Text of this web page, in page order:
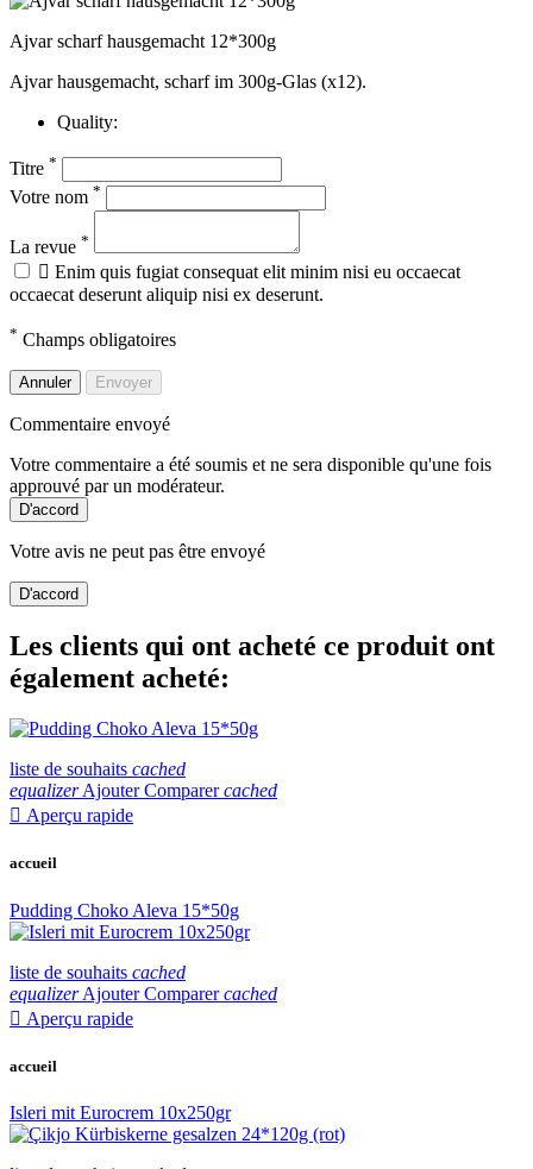
Ajvar scharf hausgemacht 12*300g
Ajvar hausgemacht, scharf im 300g-Glas (x12).
Quality:
Titre *
Votre nom *
La revue *
 Enim quis fugiat consequat elit minim nisi eu occaecat
occaecat deserunt aliquip nisi ex deserunt.
* Champs obligatoires
Annuler Envoyer
Commentaire envoyé
Votre commentaire a été soumis et ne sera disponible qu'une fois
approuvé par un modérateur.
D'accord
Votre avis ne peut pas être envoyé
D'accord
Les clients qui ont acheté ce produit ont
également acheté:
liste de souhaits cached
equalizer Ajouter Comparer cached
 Aperçu rapide
accueil
Pudding Choko Aleva 15*50g
liste de souhaits cached
equalizer Ajouter Comparer cached
 Aperçu rapide
accueil
Isleri mit Eurocrem 10x250gr